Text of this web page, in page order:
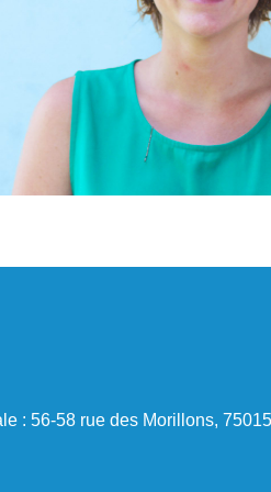
: 56-58 rue des Morillons, 75015